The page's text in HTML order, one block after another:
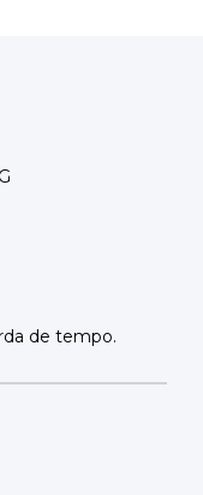
de tempo.